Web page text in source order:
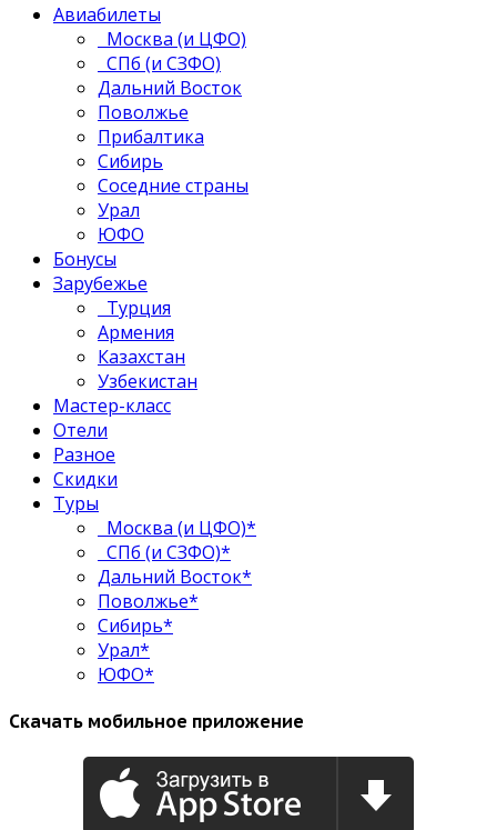
Авиабилеты
Москва (и ЦФО)
СПб (и СЗФО)
Дальний Восток
Поволжье
Прибалтика
Сибирь
Соседние страны
Урал
ЮФО
Бонусы
Зарубежье
Турция
Армения
Казахстан
Узбекистан
Мастер-класс
Отели
Разное
Скидки
Туры
Москва (и ЦФО)*
СПб (и СЗФО)*
Дальний Восток*
Поволжье*
Сибирь*
Урал*
ЮФО*
Скачать мобильное приложение